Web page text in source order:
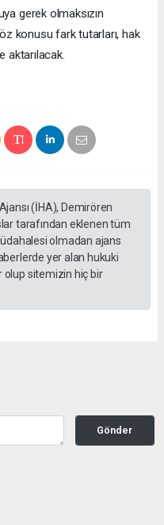
gerek olmaksızın
konusu fark tutarları, hak
aktarılacak.
(İHA), Demirören
tarafından eklenen tüm
olmadan ajans
yer alan hukuki
olup sitemizin hiç bir
Gönder